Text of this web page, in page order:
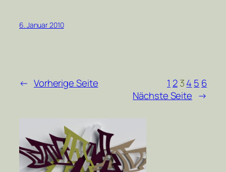
6. Januar 2010
← Vorherige Seite 1 2 34 5 6
Nächste Seite →